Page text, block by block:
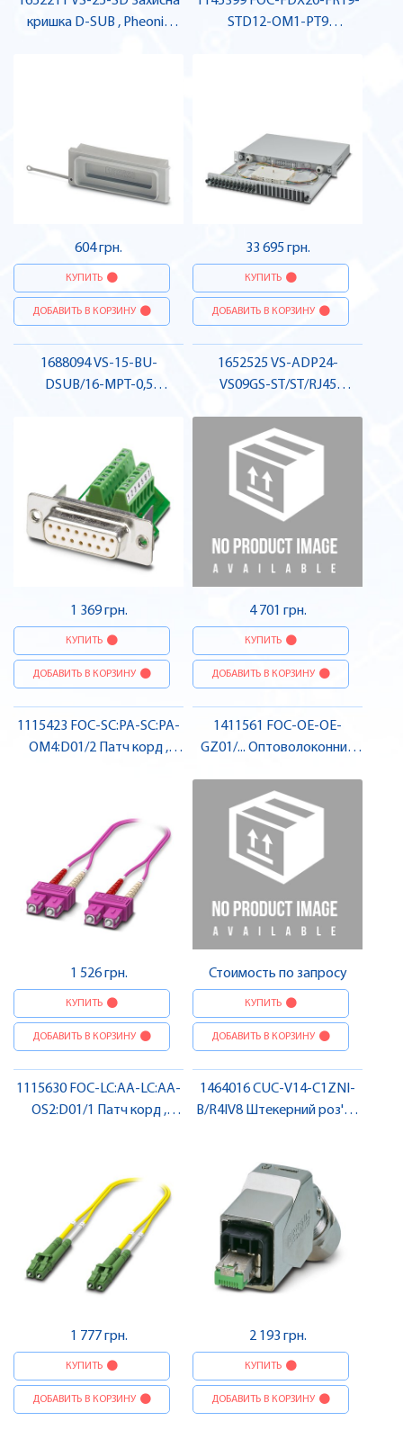
кришка D-SUB , Pheonix
604 грн.
КУПИТЬ
ДОБАВИТЬ В КОРЗИНУ
STD12-OM1-PT9
33 695 грн.
КУПИТЬ
ДОБАВИТЬ В КОРЗИНУ
1688094 VS-15-BU-
DSUB/16-MPT-0,5
1 369 грн.
КУПИТЬ
ДОБАВИТЬ В КОРЗИНУ
1652525 VS-ADP24-
VS09GS-ST/ST/RJ45
Pheonix Contact
4 701 грн.
КУПИТЬ
ДОБАВИТЬ В КОРЗИНУ
1115423 FOC-SC:PA-SC:PA-
OM4:D01/2 Патч корд ,
1 526 грн.
КУПИТЬ
ДОБАВИТЬ В КОРЗИНУ
1411561 FOC-OE-OE-
GZ01/... Оптоволоконний
Pheonix Contact
Стоимость по запросу
КУПИТЬ
ДОБАВИТЬ В КОРЗИНУ
1115630 FOC-LC:AA-LC:AA-
OS2:D01/1 Патч корд ,
1 777 грн.
КУПИТЬ
ДОБАВИТЬ В КОРЗИНУ
1464016 CUC-V14-C1ZNI-
B/R4IV8 Штекерний роз'єм
2 193 грн.
КУПИТЬ
ДОБАВИТЬ В КОРЗИНУ